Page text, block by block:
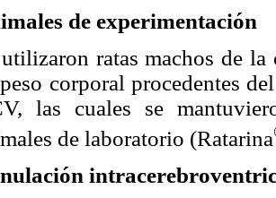
de experimentación
ratas machos de
corporal procedentes
las cuales se
de laboratorio (Ratarina